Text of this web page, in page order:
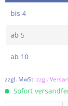
bis 4
ab 5
ab 10
zzgl. MwSt.zzgl.
Sofort